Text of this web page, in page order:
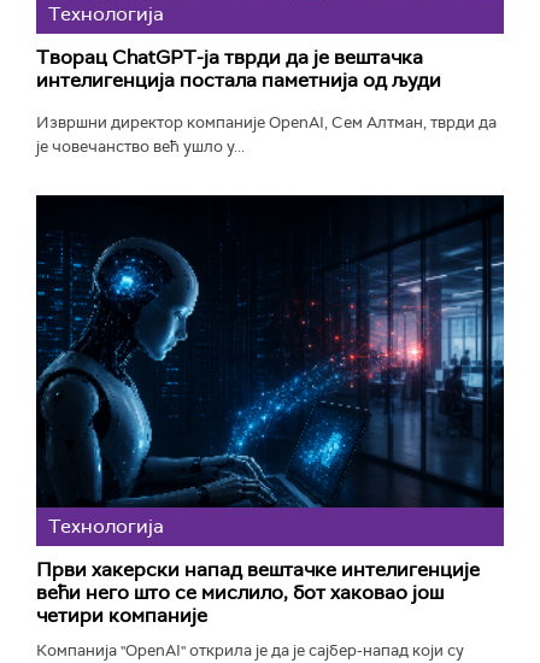
Технологијa
Творац ChatGPT-ја тврди да је вештачка
интелигенција постала паметнија од људи
Извршни директор компаније OpenAI, Сем Алтман, тврди да
је човечанство већ ушло у...
Технологијa
Први хакерски напад вештачке интелигенције
већи него што се мислило, бот хаковао још
четири компаније
Компанија "OpenAI" открила је да је сајбер-напад који су